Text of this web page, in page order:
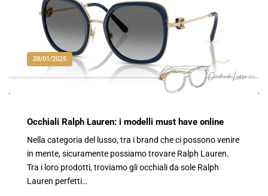
28/01/2025
Occhiali Ralph Lauren: i modelli must have online
Nella categoria del lusso, tra i brand che ci possono venire
in mente, sicuramente possiamo trovare Ralph Lauren.
Tra i loro prodotti, troviamo gli occhiali da sole Ralph
Lauren perfetti…